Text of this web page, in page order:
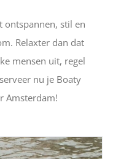
ontspannen, stil en
Relaxter dan dat
mensen uit, regel
nu je Boaty
Amsterdam!